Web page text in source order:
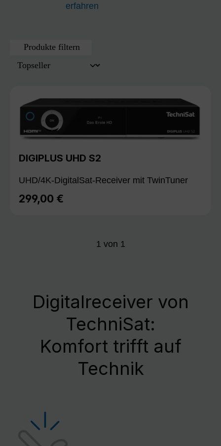
erfahren
Produkte filtern
DIGIPLUS UHD S2
UHD/4K-DigitalSat-Receiver mit TwinTuner
Regulärer Preis:
299,00 €
1 von 1
Digitalreceiver von
TechniSat:
Komfort trifft auf
Technik